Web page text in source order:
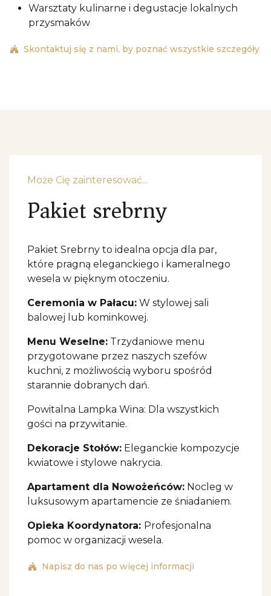
Warsztaty kulinarne i degustacje lokalnych
przysmaków
Skontaktuj się z nami, by poznać wszystkie szczegóły
Może Cię zainteresować...
Pakiet srebrny
Pakiet Srebrny to idealna opcja dla par,
które pragną eleganckiego i kameralnego
wesela w pięknym otoczeniu.
Ceremonia w Pałacu: W stylowej sali
balowej lub kominkowej.
Menu Weselne: Trzydaniowe menu
przygotowane przez naszych szefów
kuchni, z możliwością wyboru spośród
starannie dobranych dań.
Powitalna Lampka Wina: Dla wszystkich
gości na przywitanie.
Dekoracje Stołów: Eleganckie kompozycje
kwiatowe i stylowe nakrycia.
Apartament dla Nowożeńców: Nocleg w
luksusowym apartamencie ze śniadaniem.
Opieka Koordynatora: Profesjonalna
pomoc w organizacji wesela.
Napisz do nas po więcej informacji